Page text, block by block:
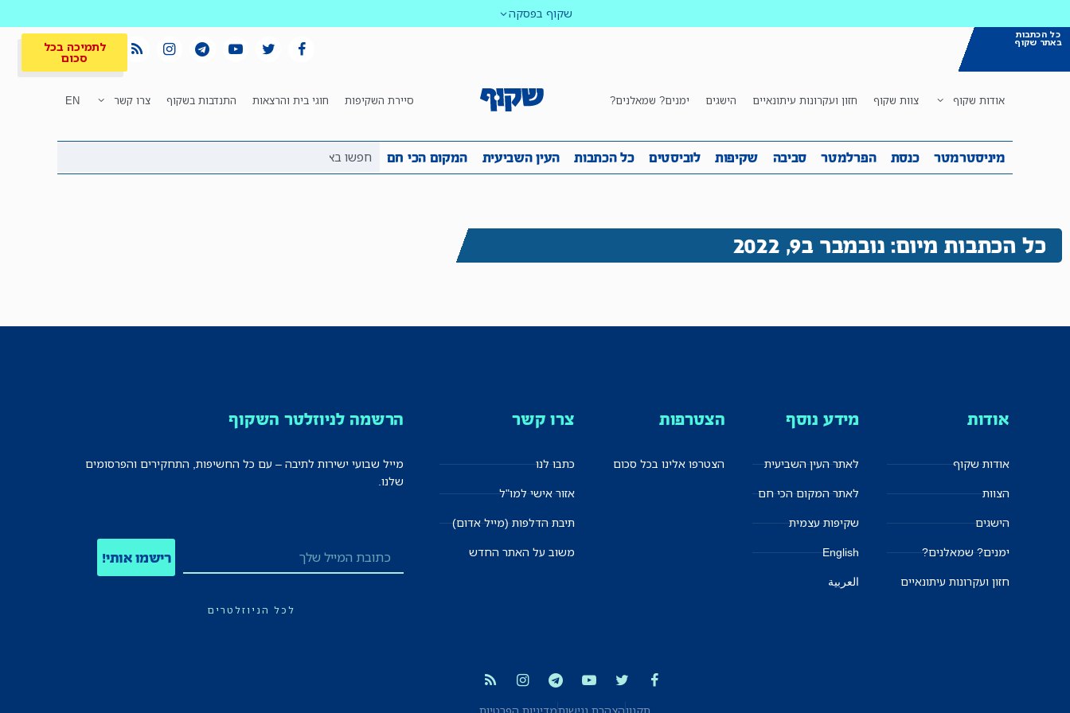
שקוף בפסקה
כל הכתבות
באתר שקוף לתמיכה בכל
סכום
אודות שקוף צוות שקוף חזון ועקרונות עיתונאיים הישגים ימנים? שמאלנים? סיירת השקיפות חוגי בית והרצאות התנדבות בשקוף צרו קשר EN
מיניסטרמטר כנסת הפרלמטר סביבה שקיפות לוביסטים כל הכתבות העין השביעית המקום הכי חם
מיניסטרמטר כנסת הפרלמטר סביבה שקיפות לוביסטים כל הכתבות העין השביעית המקום הכי חם לתמיכה בכל
כל הכתבות מיום: נובמבר ב9, 2022
אודות
אודות שקוף
הצוות
הישגים
ימנים? שמאלנים?
חזון ועקרונות עיתונאיים
מידע נוסף
לאתר העין השביעית
לאתר המקום הכי חם
שקיפות עצמית
English
العربية
הצטרפות
הצטרפו אלינו בכל סכום
צרו קשר
כתבו לנו
אזור אישי למו"ל
תיבת הדלפות (מייל אדום)
משוב על האתר החדש
הרשמה לניוזלטר השקוף
מייל שבועי ישירות לתיבה – עם כל החשיפות, התחקירים והפרסומים
שלנו.
רישמו אותי!
לכל הניוזלטרים
תקנוןהצהרת נגישותמדיניות הפרטיות